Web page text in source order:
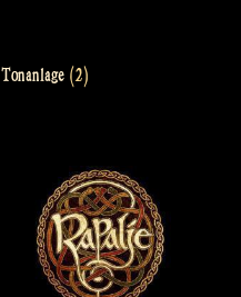
Tonanlage (2)